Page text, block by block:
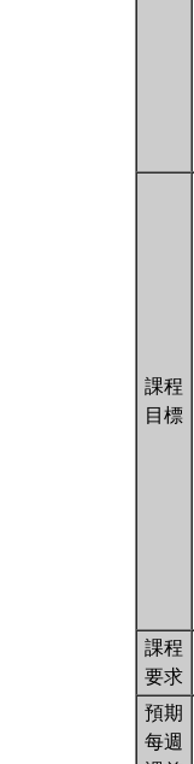
課程
目標
課程
要求
預期
每週